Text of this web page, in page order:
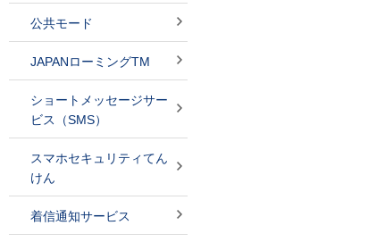
公共モード
JAPANローミングTM
ショートメッセージサー
ビス（SMS）
スマホセキュリティてん
けん
着信通知サービス